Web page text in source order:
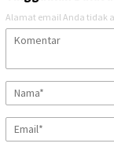
Alamat email Anda tidak